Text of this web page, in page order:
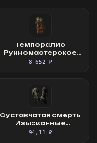
Темпоралис
Рунномастерское
Шёлковое платье
8 652 ₽
Суставчатая смерть
Изысканные
перчатки
94,11 ₽